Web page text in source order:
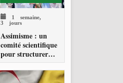
1 semaine,
3 jours
Assimisme : un
comité scientifique
pour structurer
une doctrine de la
refondation